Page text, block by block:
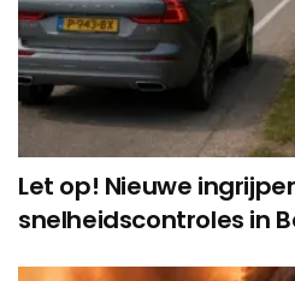
Let op! Nieuwe
snelheidscontroles in